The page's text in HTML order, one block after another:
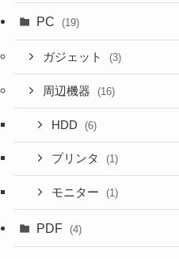
PC (19)
ガジェット (3)
周辺機器 (16)
HDD (6)
プリンタ (1)
モニター (1)
PDF (4)